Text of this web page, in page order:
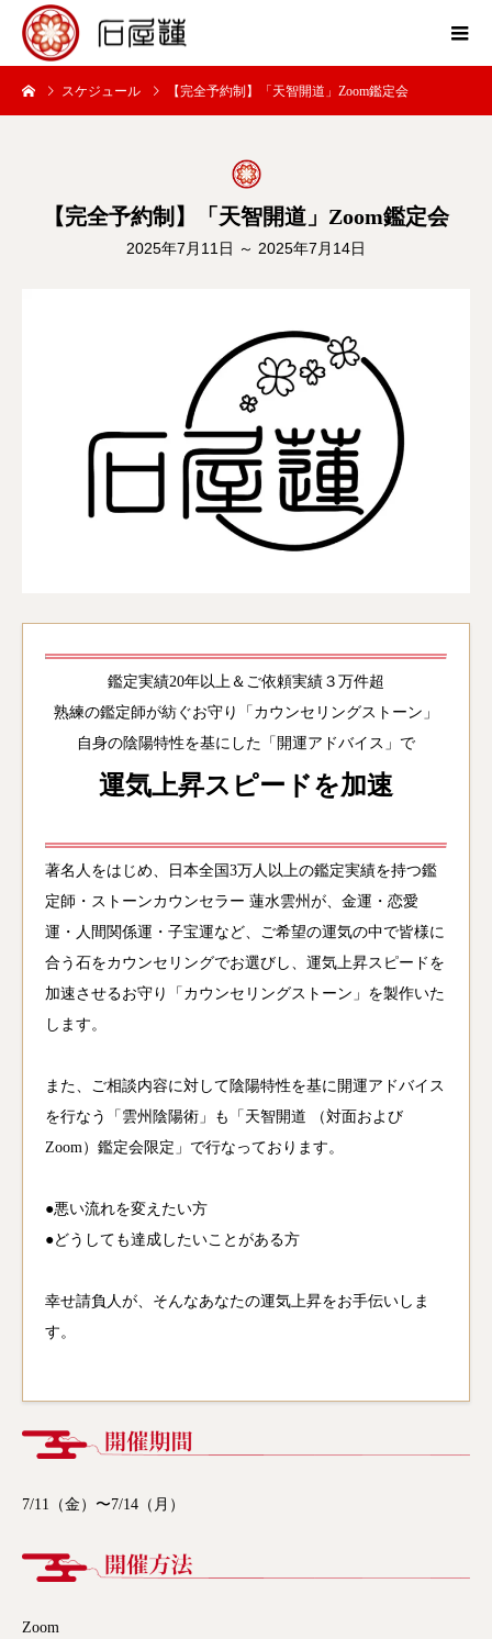
スケジュール 【完全予約制】「天智開道」Zoom鑑定会
【完全予約制】「天智開道」Zoom鑑定会
2025年7月11日 ～ 2025年7月14日
鑑定実績20年以上＆ご依頼実績３万件超
熟練の鑑定師が紡ぐお守り「カウンセリングストーン」
自身の陰陽特性を基にした「開運アドバイス」で
運気上昇スピードを加速
著名人をはじめ、日本全国3万人以上の鑑定実績を持つ鑑
定師・ストーンカウンセラー 蓮水雲州が、金運・恋愛
運・人間関係運・子宝運など、ご希望の運気の中で皆様に
合う石をカウンセリングでお選びし、運気上昇スピードを
加速させるお守り「カウンセリングストーン」を製作いた
します。
また、ご相談内容に対して陰陽特性を基に開運アドバイス
を行なう「雲州陰陽術」も「天智開道 （対面および
Zoom）鑑定会限定」で行なっております。
●悪い流れを変えたい方
●どうしても達成したいことがある方
幸せ請負人が、そんなあなたの運気上昇をお手伝いしま
す。
7/11（金）〜7/14（月）
Zoom